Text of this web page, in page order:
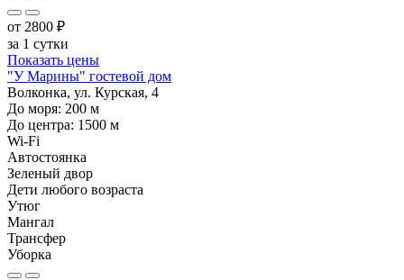
от 2800 ₽
за 1 сутки
Показать цены
"У Марины" гостевой дом
Волконка, ул. Курская, 4
До моря: 200 м
До центра: 1500 м
Wi-Fi
Автостоянка
Зеленый двор
Дети любого возраста
Утюг
Мангал
Трансфер
Уборка